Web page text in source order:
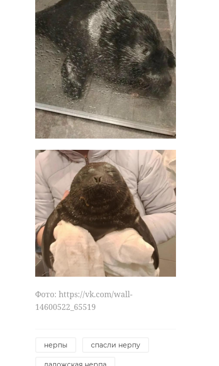
Фото: https://vk.com/wall-
14600522_65519
нерпы спасли нерпу